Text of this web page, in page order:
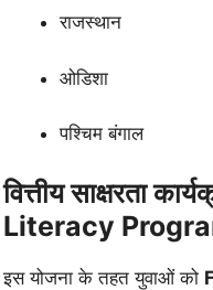
राजस्थान
ओडिशा
पश्चिम बंगाल
वित्तीय साक्षरता
Literacy
इस योजना के तहत युवाओं को